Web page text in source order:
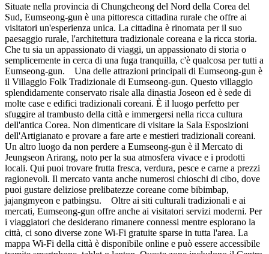
Situate nella provincia di Chungcheong del Nord della Corea del
Sud, Eumseong-gun è una pittoresca cittadina rurale che offre ai
visitatori un'esperienza unica. La cittadina è rinomata per il suo
paesaggio rurale, l'architettura tradizionale coreana e la ricca storia.
Che tu sia un appassionato di viaggi, un appassionato di storia o
semplicemente in cerca di una fuga tranquilla, c'è qualcosa per tutti a
Eumseong-gun. Una delle attrazioni principali di Eumseong-gun è
il Villaggio Folk Tradizionale di Eumseong-gun. Questo villaggio
splendidamente conservato risale alla dinastia Joseon ed è sede di
molte case e edifici tradizionali coreani. È il luogo perfetto per
sfuggire al trambusto della città e immergersi nella ricca cultura
dell'antica Corea. Non dimenticare di visitare la Sala Esposizioni
dell'Artigianato e provare a fare arte e mestieri tradizionali coreani.
Un altro luogo da non perdere a Eumseong-gun è il Mercato di
Jeungseon Arirang, noto per la sua atmosfera vivace e i prodotti
locali. Qui puoi trovare frutta fresca, verdura, pesce e carne a prezzi
ragionevoli. Il mercato vanta anche numerosi chioschi di cibo, dove
puoi gustare deliziose prelibatezze coreane come bibimbap,
jajangmyeon e patbingsu. Oltre ai siti culturali tradizionali e ai
mercati, Eumseong-gun offre anche ai visitatori servizi moderni. Per
i viaggiatori che desiderano rimanere connessi mentre esplorano la
città, ci sono diverse zone Wi-Fi gratuite sparse in tutta l'area. La
mappa Wi-Fi della città è disponibile online e può essere accessibile